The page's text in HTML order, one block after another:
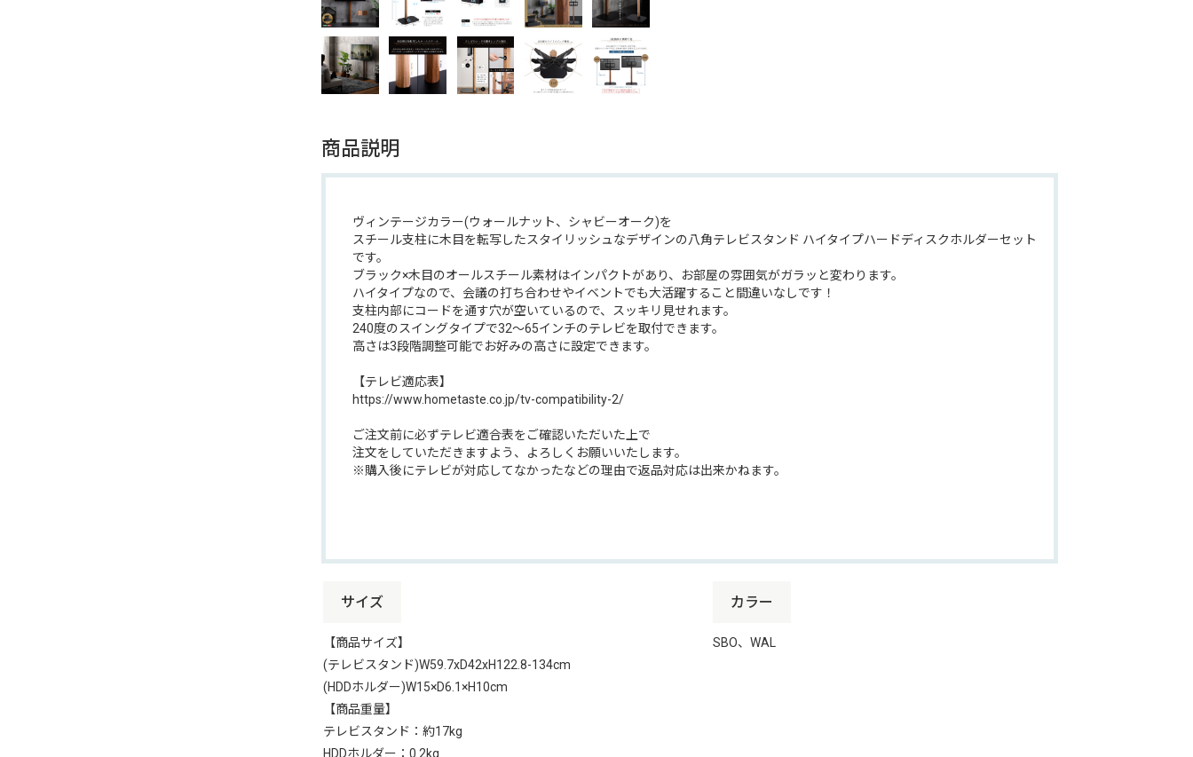
商品説明
ヴィンテージカラー(ウォールナット、シャビーオーク)を
スチール支柱に木目を転写したスタイリッシュなデザインの八角テレビスタンド ハイタイプハードディスクホルダーセット
です。
ブラック×木目のオールスチール素材はインパクトがあり、お部屋の雰囲気がガラッと変わります。
ハイタイプなので、会議の打ち合わせやイベントでも大活躍すること間違いなしです！
支柱内部にコードを通す穴が空いているので、スッキリ見せれます。
240度のスイングタイプで32〜65インチのテレビを取付できます。
高さは3段階調整可能でお好みの高さに設定できます。
【テレビ適応表】
https://www.hometaste.co.jp/tv-compatibility-2/
ご注文前に必ずテレビ適合表をご確認いただいた上で
注文をしていただきますよう、よろしくお願いいたします。
※購入後にテレビが対応してなかったなどの理由で返品対応は出来かねます。
サイズ
【商品サイズ】
(テレビスタンド)W59.7xD42xH122.8-134cm
(HDDホルダー)W15×D6.1×H10cm
【商品重量】
テレビスタンド：約17kg
HDDホルダー：0.2kg
カラー
SBO、WAL